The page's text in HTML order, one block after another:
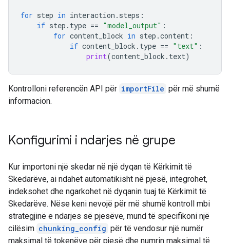
for step in interaction . steps :
if step . type == "model_output" :
for content_block in step .content :
if content_block . type == "text" :
print(content_block . text)
Kontrolloni referencën API për importFile për më shumë
informacion.
Konfigurimi i ndarjes në grupe
Kur importoni një skedar në një dyqan të Kërkimit të
Skedarëve, ai ndahet automatikisht në pjesë, integrohet,
indeksohet dhe ngarkohet në dyqanin tuaj të Kërkimit të
Skedarëve. Nëse keni nevojë për më shumë kontroll mbi
strategjinë e ndarjes së pjesëve, mund të specifikoni një
cilësim chunking_config për të vendosur një numër
maksimal të tokenëve për pjesë dhe numrin maksimal të